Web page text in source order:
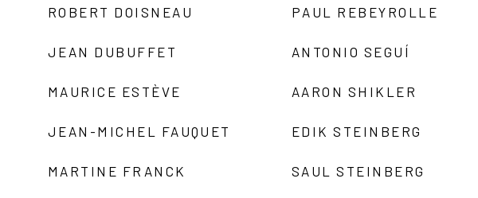
ROBERT DOISNEAU
JEAN DUBUFFET
MAURICE ESTÈVE
JEAN-MICHEL FAUQUET
MARTINE FRANCK
PAUL REBEYROLLE
ANTONIO SEGUÍ
AARON SHIKLER
EDIK STEINBERG
SAUL STEINBERG